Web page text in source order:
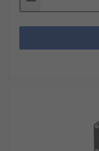
คุณสมบัติห
เชื่อมต่อกับสาย
และสอดเข้าไ
ได้ ช่วยให้มอง